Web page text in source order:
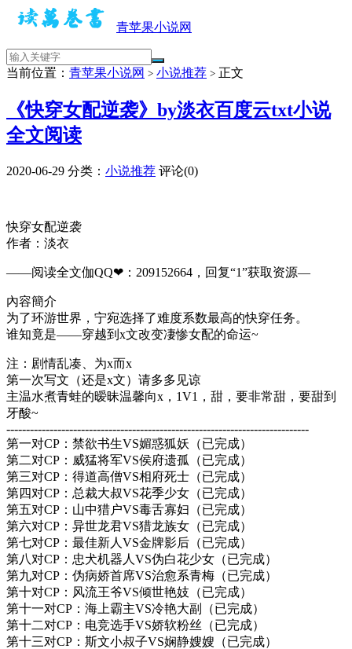
青苹果小说网
当前位置： 青苹果小说网 > 小说推荐 > 正文
《快穿女配逆袭》by淡衣百度云txt小说
全文阅读
2020-06-29 分类： 小说推荐 评论(0)
快穿女配逆袭
作者：淡衣
——阅读全文伽QQ❤：209152664，回复“1”获取资源—
內容簡介
为了环游世界，宁宛选择了难度系数最高的快穿任务。
谁知竟是——穿越到x文改变凄惨女配的命运~
注：剧情乱凑、为x而x
第一次写文（还是x文）请多多见谅
主温水煮青蛙的暧昧温馨向x，1V1，甜，要非常甜，要甜到
牙酸~
-----------------------------------------------------------------------------
第一对CP：禁欲书生VS媚惑狐妖（已完成）
第二对CP：威猛将军VS侯府遗孤（已完成）
第三对CP：得道高僧VS相府死士（已完成）
第四对CP：总裁大叔VS花季少女（已完成）
第五对CP：山中猎户VS毒舌寡妇（已完成）
第六对CP：异世龙君VS猎龙族女（已完成）
第七对CP：最佳新人VS金牌影后（已完成）
第八对CP：忠犬机器人VS伪白花少女（已完成）
第九对CP：伪病娇首席VS治愈系青梅（已完成）
第十对CP：风流王爷VS倾世艳妓（已完成）
第十一对CP：海上霸主VS冷艳大副（已完成）
第十二对CP：电竞选手VS娇软粉丝（已完成）
第十三对CP：斯文小叔子VS娴静嫂嫂（已完成）